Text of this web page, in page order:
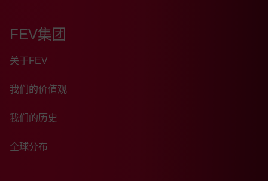
FEV集团
关于FEV
我们的价值观
我们的历史
全球分布